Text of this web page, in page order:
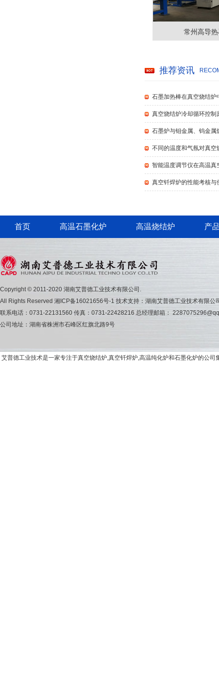
常州高导
推荐资讯
石墨加热棒在真空烧结炉
真空烧结炉冷却循环控制
石墨炉与钼金属、钨金属
不同的温度和气氛对真空
智能温度调节仪在高温真
真空钎焊炉的性能考核与
首页 高温石墨化炉 高温烧结炉 产
Copyright © 2011-2020 湖南艾普德工业技术有限公司.
All Rights Reserved 湘ICP备16021656号-1 技术支持：湖南艾普德工业技术有限公
联系电话：0731-22131560 传真：0731-22428216 总经理邮箱：
公司地址：湖南省株洲市石峰区红旗北路9号
艾普德工业技术是一家专注于真空烧结炉,真空钎焊炉,高温纯化炉和石墨化炉的公